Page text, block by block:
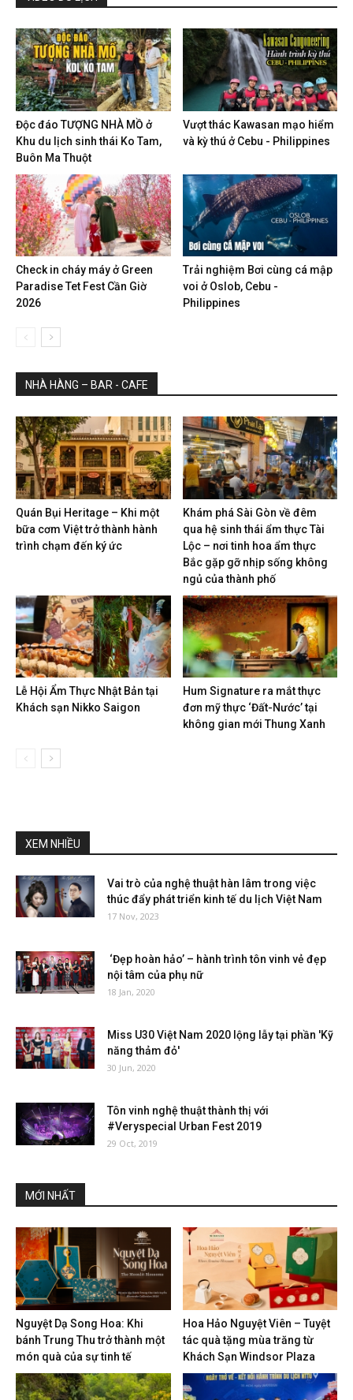
Độc đáo TƯỢNG NHÀ MỒ ở
Khu du lịch sinh thái Ko Tam,
Buôn Ma Thuột
Vượt thác Kawasan mạo hiểm
và kỳ thú ở Cebu - Philippines
Check in cháy máy ở Green
Paradise Tet Fest Cần Giờ
2026
Trải nghiệm Bơi cùng cá mập
voi ở Oslob, Cebu -
Philippines
NHÀ HÀNG – BAR - CAFE
Quán Bụi Heritage – Khi một
bữa cơm Việt trở thành hành
trình chạm đến ký ức
Khám phá Sài Gòn về đêm
qua hệ sinh thái ẩm thực Tài
Lộc – nơi tinh hoa ẩm thực
Bắc gặp gỡ nhịp sống không
ngủ của thành phố
Lễ Hội Ẩm Thực Nhật Bản tại
Khách sạn Nikko Saigon
Hum Signature ra mắt thực
đơn mỹ thực ‘Đất-Nước’ tại
không gian mới Thung Xanh
XEM NHIỀU
Vai trò của nghệ thuật hàn lâm trong việc
thúc đẩy phát triển kinh tế du lịch Việt Nam
17 Nov, 2023
‘Đẹp hoàn hảo’ – hành trình tôn vinh vẻ đẹp
nội tâm của phụ nữ
18 Jan, 2020
Miss U30 Việt Nam 2020 lộng lẫy tại phần 'Kỹ
năng thảm đỏ'
30 Jun, 2020
Tôn vinh nghệ thuật thành thị với
#Veryspecial Urban Fest 2019
29 Oct, 2019
MỚI NHẤT
Nguyệt Dạ Song Hoa: Khi
bánh Trung Thu trở thành một
món quà của sự tinh tế
Hoa Hảo Nguyệt Viên – Tuyệt
tác quà tặng mùa trăng từ
Khách Sạn Windsor Plaza